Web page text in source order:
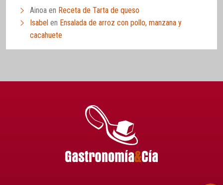
Ainoa en Receta de Tarta de queso
Isabel en Ensalada de arroz con pollo, manzana y
cacahuete